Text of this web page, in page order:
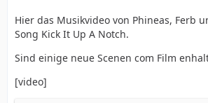
Hier das Musikvideo von Phineas, Ferb
Song Kick It Up A Notch.
Sind einige neue Scenen com Film
[video]